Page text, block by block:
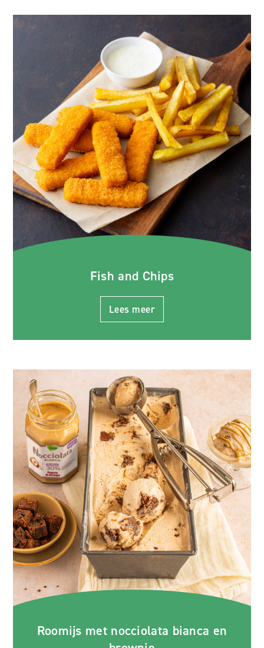
Fish and Chips
Lees meer
Roomijs met nocciolata bianca en